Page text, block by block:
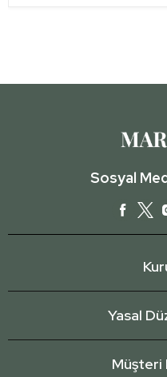
Sosyal
Yasal
Müşteri